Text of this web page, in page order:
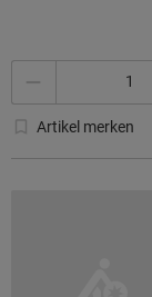
Artikel merken